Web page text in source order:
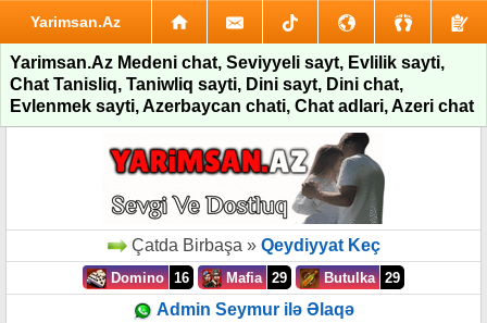
Yarimsan.Az
Yarimsan.Az Medeni chat, Seviyyeli sayt, Evlilik sayti,
Chat Tanisliq, Taniwliq sayti, Dini sayt, Dini chat,
Evlenmek sayti, Azerbaycan chati, Chat adlari, Azeri chat
Çatda Birbaşa » Qeydiyyat Keç
Domino 16 Mafia 29 Butulka 29
Admin Seymur ilə Əlaqə